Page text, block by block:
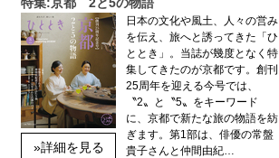
»詳細を見る
日本の文化や風土、人々の営み
を伝え、旅へと誘ってきた「ひ
ととき」。当誌が幾度となく特
集してきたのが京都です。創刊
25周年を迎える今号では、
〝2〟と〝5〟をキーワード
に、京都で新たな旅の物語を紡
ぎます。第1部は、俳優の常盤
貴子さんと仲間由紀…